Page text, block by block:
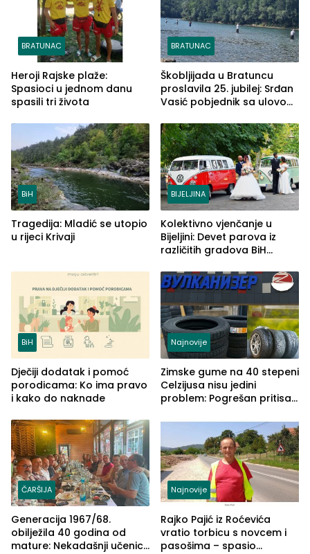
BRATUNAC
Heroji Rajske plaže:
Spasioci u jednom danu
spasili tri života
BRATUNAC
Škobljijada u Bratuncu
proslavila 25. jubilej: Srđan
Vasić pobjednik sa ulovom
BiH
Tragedija: Mladić se utopio
u rijeci Krivaji
BIJELJINA
Kolektivno vjenčanje u
Bijeljini: Devet parova iz
različitih gradova BiH
BiH
Dječiji dodatak i pomoć
porodicama: Ko ima pravo
i kako do naknade
Najnovije
Zimske gume na 40 stepeni
Celzijusa nisu jedini
problem: Pogrešan pritisak
ČARŠIJA
Generacija 1967/68.
obilježila 40 godina od
mature: Nekadašnji učenici
Najnovije
Rajko Pajić iz Roćevića
vratio torbicu s novcem i
pasošima – spasio